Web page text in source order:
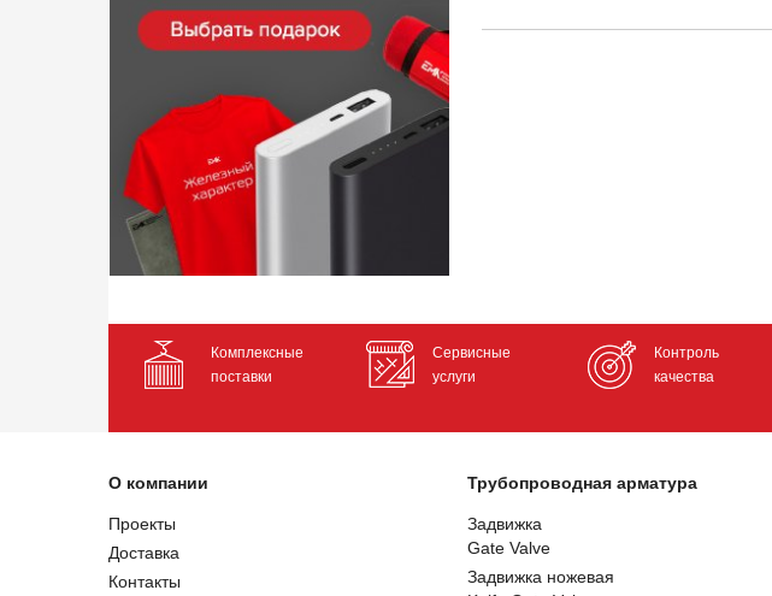
Комплексные
поставки
Сервисные
услуги
Контроль
качества
О компании
Проекты
Доставка
Контакты
Трубопроводная арматура
Задвижка
Gate Valve
Задвижка ножевая